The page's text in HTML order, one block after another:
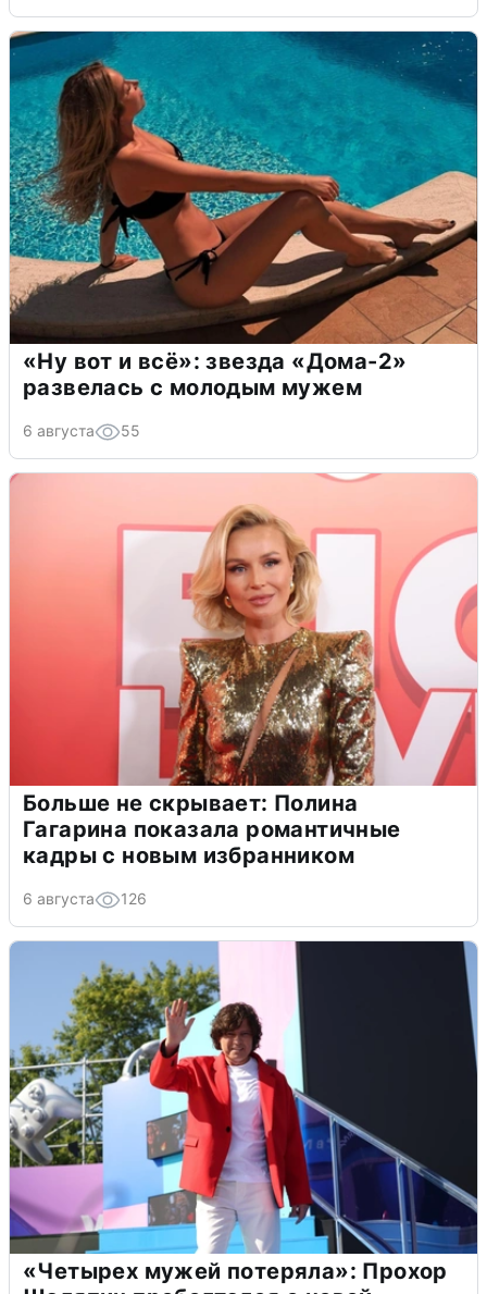
«Ну вот и всё»: звезда «Дома-2»
развелась с молодым мужем
6 августа 55
Больше не скрывает: Полина
Гагарина показала романтичные
кадры с новым избранником
6 августа 126
«Четырех мужей потеряла»: Прохор